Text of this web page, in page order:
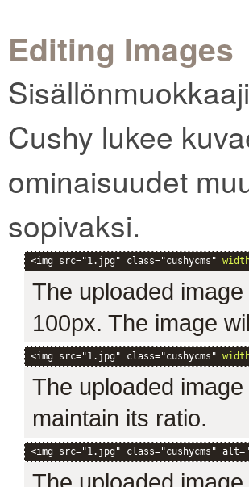
Editing Images
Cushy lukee
ominaisuudet
sopivaksi.
<img src="1.jpg" class="cushycms"
The uploaded
100px. The image
<img src="1.jpg" class="cushycms"
The uploaded
maintain its ratio.
<img src="1.jpg" class="cushycms"